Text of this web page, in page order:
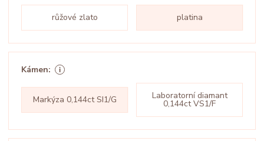
růžové zlato platina
Kámen:
Markýza 0,144ct SI1/G Laboratorní diamant
0,144ct VS1/F